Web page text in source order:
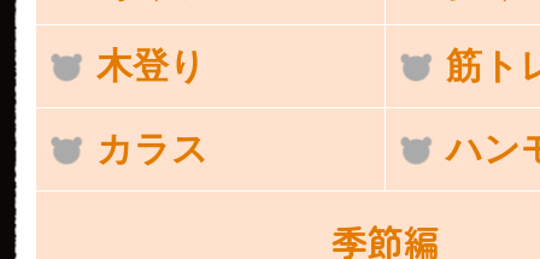
木登り 筋ト
カラス ハン
季節編